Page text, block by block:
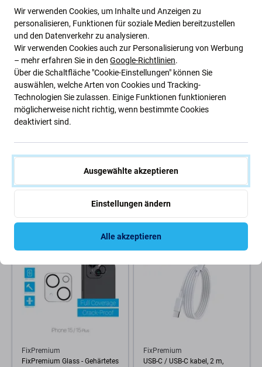
FixPremium - MagSafe
PowerBank mit Ständer
FixPremium - MagSafe
PowerBank 5000mAh, lila
FixPremium
FixPremium Glass - Gehärtetes
FixPremium
USB-C / USB-C kabel, 2 m,
Wir verwenden Cookies, um Inhalte und Anzeigen zu
personalisieren, Funktionen für soziale Medien bereitzustellen
und den Datenverkehr zu analysieren.
Wir verwenden Cookies auch zur Personalisierung von Werbung
– mehr erfahren Sie in den Google-Richtlinien.
Über die Schaltfläche "Cookie-Einstellungen" können Sie
auswählen, welche Arten von Cookies und Tracking-
Technologien Sie zulassen. Einige Funktionen funktionieren
möglicherweise nicht richtig, wenn bestimmte Cookies
deaktiviert sind.
Ausgewählte akzeptieren
Einstellungen ändern
Alle akzeptieren